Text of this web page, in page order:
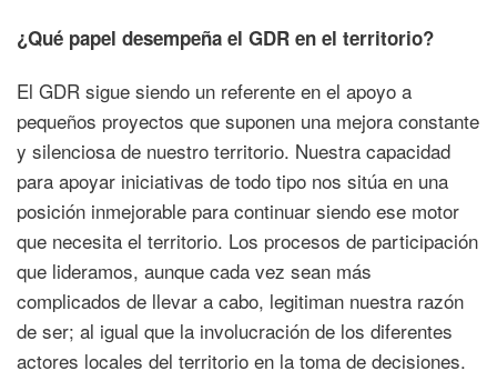
¿Qué papel desempeña el GDR en el territorio?
El GDR sigue siendo un referente en el apoyo a
pequeños proyectos que suponen una mejora constante
y silenciosa de nuestro territorio. Nuestra capacidad
para apoyar iniciativas de todo tipo nos sitúa en una
posición inmejorable para continuar siendo ese motor
que necesita el territorio. Los procesos de participación
que lideramos, aunque cada vez sean más
complicados de llevar a cabo, legitiman nuestra razón
de ser; al igual que la involucración de los diferentes
actores locales del territorio en la toma de decisiones.